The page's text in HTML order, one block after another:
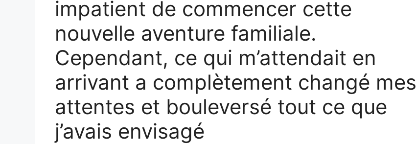
impatient de commencer cette
nouvelle aventure familiale.
Cependant, ce qui m’attendait en
arrivant a complètement changé mes
attentes et bouleversé tout ce que
j’avais envisagé